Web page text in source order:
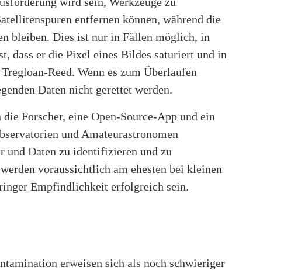
entfernen können, während die
bleiben. Dies ist nur in Fällen möglich, in
dass er die Pixel eines Bildes saturiert und in
Reed. Wenn es zum Überlaufen
Daten nicht gerettet werden.
Forscher, eine Open-Source-App und ein
und Amateurastronomen
Daten zu identifizieren und zu
voraussichtlich am ehesten bei kleinen
Empfindlichkeit erfolgreich sein.
erweisen sich als noch schwieriger